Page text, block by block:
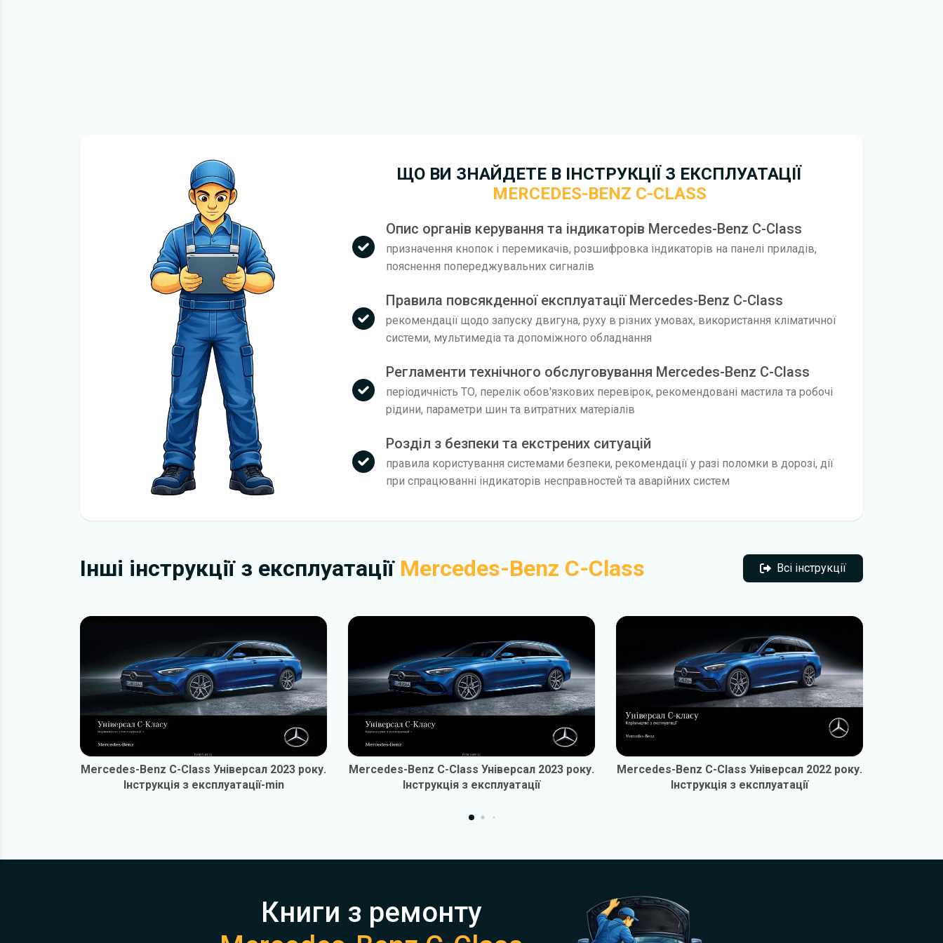
ЩО ВИ ЗНАЙДЕТЕ В ІНСТРУКЦІЇ З ЕКСПЛУАТАЦІЇ
MERCEDES-BENZ C-CLASS
Опис органів керування та індикаторів Mercedes-Benz C-Class
призначення кнопок і перемикачів, розшифровка індикаторів на панелі приладів,
пояснення попереджувальних сигналів
Правила повсякденної експлуатації Mercedes-Benz C-Class
рекомендації щодо запуску двигуна, руху в різних умовах, використання кліматичної
системи, мультимедіа та допоміжного обладнання
Регламенти технічного обслуговування Mercedes-Benz C-Class
періодичність ТО, перелік обов'язкових перевірок, рекомендовані мастила та робочі
рідини, параметри шин та витратних матеріалів
Розділ з безпеки та екстрених ситуацій
правила користування системами безпеки, рекомендації у разі поломки в дорозі, дії
при спрацюванні індикаторів несправностей та аварійних систем
Інші інструкції з експлуатації Mercedes-Benz C-Class Всі інструкції
Всі інструкції
Mercedes-Benz C-Class Універсал 2023 року.
Інструкція з експлуатації-min
Mercedes-Benz C-Class Універсал 2023 року.
Інструкція з експлуатації
Mercedes-Benz C-Class Універсал 2022 року.
Інструкція з експлуатації
Книги з ремонту